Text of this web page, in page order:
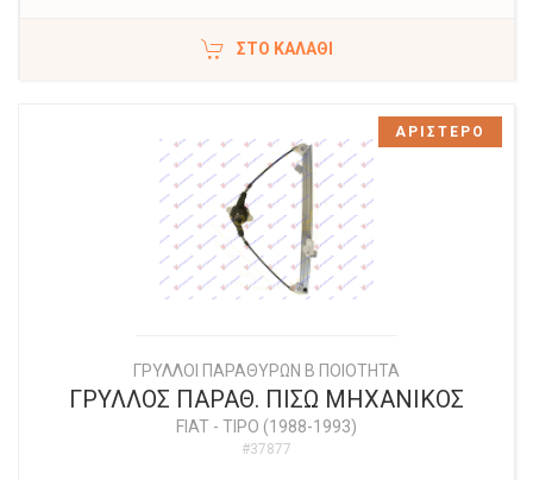
ΣΤΟ ΚΑΛΆΘΙ
ΓΡΥΛΛΟΙ ΠΑΡΑΘΥΡΩΝ Β ΠΟΙΟΤΗΤΑ
ΓΡΥΛΛΟΣ ΠΑΡΑΘ. ΠΙΣΩ ΜΗΧΑΝΙΚΟΣ
FIAT - TIPO (1988-1993)
#37877
ΑΡΙΣΤΕΡΟ